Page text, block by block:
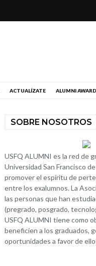
ACTUALÍZATE ALUMNI
SOBRE NOSOTROS
USFQ ALUMNI es la red de
Universidad San Francisco
promover el espíritu de
entre los exalumnos. La
las personas que han
(pregrado, posgrado,
USFQ ALUMNI tiene como
beneficien a los graduados,
oportunidades a favor de